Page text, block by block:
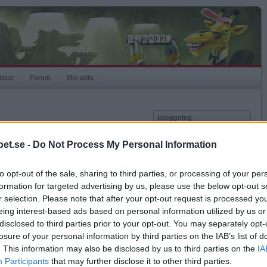
- Do Not Process My Personal Information
opt-out of the sale, sharing to third parties, or processing of your
for targeted advertising by us, please use the below opt-out
selection. Please note that after your opt-out request is processed
interest-based ads based on personal information utilized by us
to third parties prior to your opt-out. You may separately
of your personal information by third parties on the IAB’s list of
This information may also be disclosed by us to third parties on the
Participants that may further disclose it to other third parties.
Forum Min sida
Högsta rating2012-01-20
2864
Rankad
124
Rullningar
405
Matcher
4780
Vunna
2387
Inloggning
Kom ihåg mig
Glömt ditt lösenord?
Få ny aktiveringslänk
Betapet är gratis!